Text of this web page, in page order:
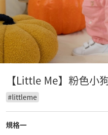
【Little Me】粉色小
#littleme
規格一